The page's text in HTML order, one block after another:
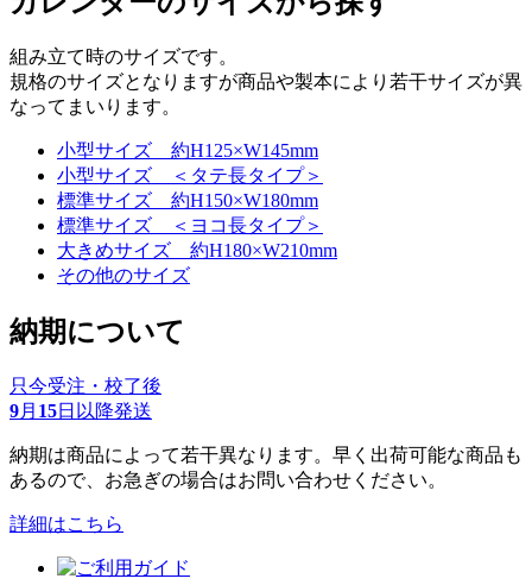
組み立て時のサイズです。
規格のサイズとなりますが商品や製本により若干サイズが異
なってまいります。
小型サイズ 約H125×W145mm
小型サイズ ＜タテ長タイプ＞
標準サイズ 約H150×W180mm
標準サイズ ＜ヨコ長タイプ＞
大きめサイズ 約H180×W210mm
その他のサイズ
納期について
只今受注・校了後
9月 15日以降発送
納期は商品によって若干異なります。早く出荷可能な商品も
あるので、お急ぎの場合はお問い合わせください。
詳細はこちら